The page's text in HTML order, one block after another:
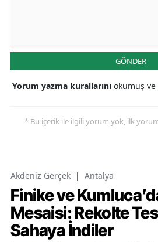
GÖNDER
Yorum yazma kurallarını okumuş ve
* Bu içerik ile ilgili yorum yok, ilk
Akdeniz Gerçek | Antalya
Finike ve
Mesaisi: Rekolte
Sahaya İndiler